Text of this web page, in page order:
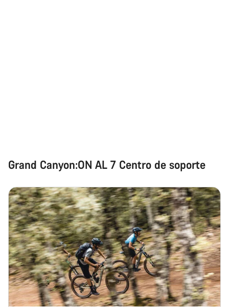
Grand Canyon:ON AL 7 Centro de soporte